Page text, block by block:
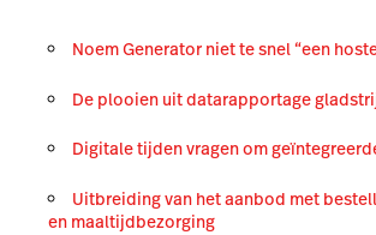
Noem Generator niet te snel “een
De plooien uit datarapportage
Digitale tijden vragen om
Uitbreiding van het aanbod met
en maaltijdbezorging